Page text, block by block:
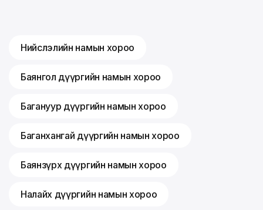
Нийслэлийн намын хороо
Баянгол дүүргийн намын хороо
Багануур дүүргийн намын хороо
Баганхангай дүүргийн намын хороо
Баянзүрх дүүргийн намын хороо
Налайх дүүргийн намын хороо